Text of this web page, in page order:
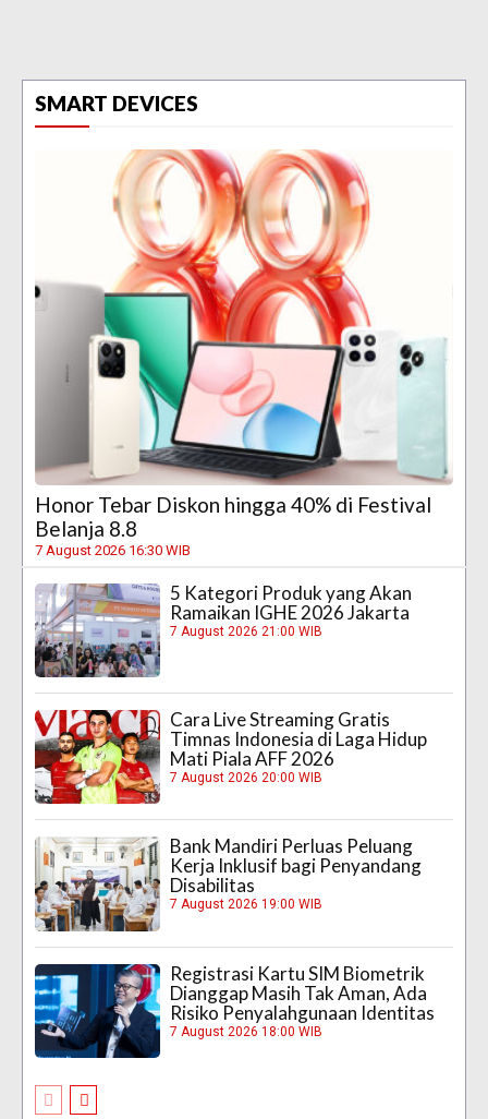
SMART DEVICES
Honor Tebar Diskon hingga 40% di Festival
Belanja 8.8
7 August 2026 16:30 WIB
5 Kategori Produk yang Akan
Ramaikan IGHE 2026 Jakarta
7 August 2026 21:00 WIB
Cara Live Streaming Gratis
Timnas Indonesia di Laga Hidup
Mati Piala AFF 2026
7 August 2026 20:00 WIB
Bank Mandiri Perluas Peluang
Kerja Inklusif bagi Penyandang
Disabilitas
7 August 2026 19:00 WIB
Registrasi Kartu SIM Biometrik
Dianggap Masih Tak Aman, Ada
Risiko Penyalahgunaan Identitas
7 August 2026 18:00 WIB